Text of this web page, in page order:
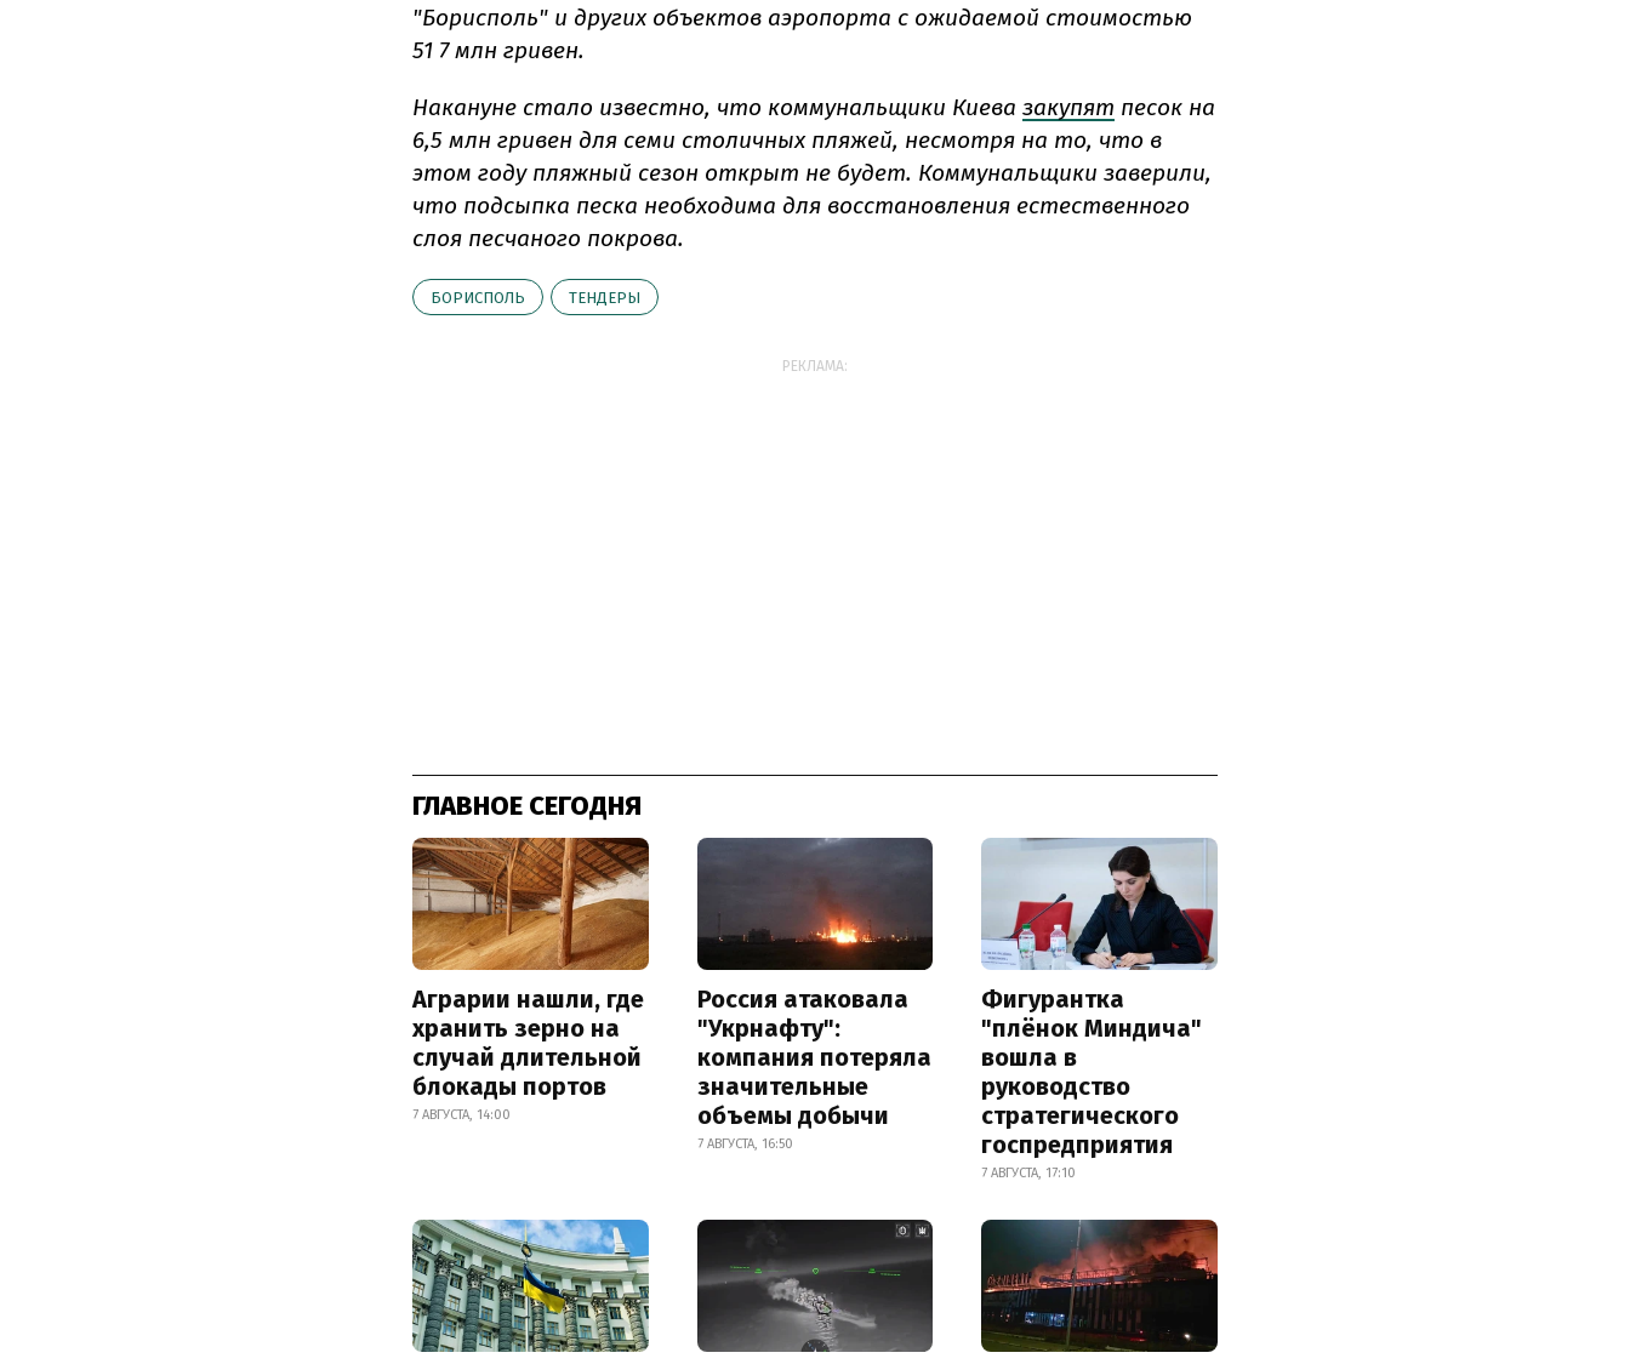
"Борисполь" и других объектов аэропорта с ожидаемой стоимостью
51 7 млн гривен.
Накануне стало известно, что коммунальщики Киева закупят песок на
6,5 млн гривен для семи столичных пляжей, несмотря на то, что в
этом году пляжный сезон открыт не будет. Коммунальщики заверили,
что подсыпка песка необходима для восстановления естественного
слоя песчаного покрова.
БОРИСПОЛЬ ТЕНДЕРЫ
РЕКЛАМА:
ГЛАВНОЕ СЕГОДНЯ
Аграрии нашли, где
хранить зерно на
случай длительной
блокады портов
7 АВГУСТА, 14:00
Россия атаковала
"Укрнафту":
компания потеряла
значительные
объемы добычи
7 АВГУСТА, 16:50
Фигурантка
"плёнок Миндича"
вошла в
руководство
стратегического
госпредприятия
7 АВГУСТА, 17:10